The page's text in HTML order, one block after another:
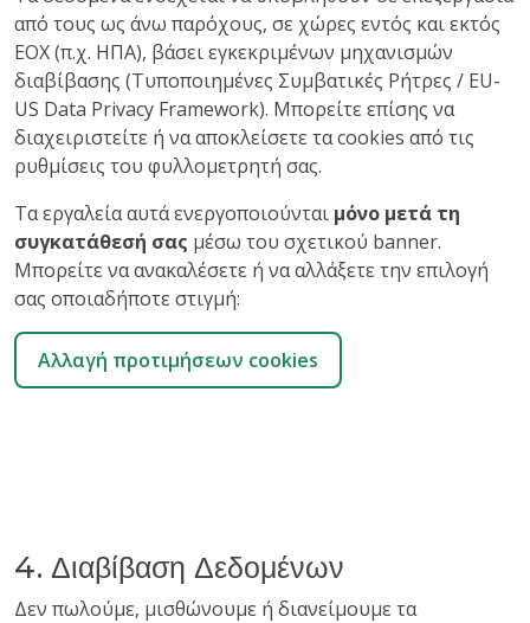
από τους ως άνω παρόχους, σε χώρες εντός και εκτός
ΕΟΧ (π.χ. ΗΠΑ), βάσει εγκεκριμένων μηχανισμών
διαβίβασης (Τυποποιημένες Συμβατικές Ρήτρες / EU-
US Data Privacy Framework). Μπορείτε επίσης να
διαχειριστείτε ή να αποκλείσετε τα cookies από τις
ρυθμίσεις του φυλλομετρητή σας.
Τα εργαλεία αυτά ενεργοποιούνται μόνο μετά τη
συγκατάθεσή σας μέσω του σχετικού banner.
Μπορείτε να ανακαλέσετε ή να αλλάξετε την επιλογή
σας οποιαδήποτε στιγμή:
Αλλαγή προτιμήσεων cookies
4. Διαβίβαση Δεδομένων
Δεν πωλούμε, μισθώνουμε ή διανείμουμε τα